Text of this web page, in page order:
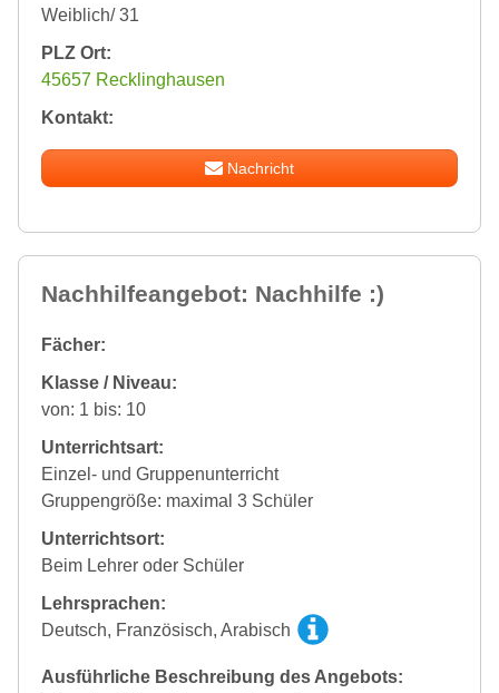
Weiblich/ 31
PLZ Ort:
45657 Recklinghausen
Kontakt:
Nachricht
Nachhilfeangebot: Nachhilfe :)
Fächer:
Klasse / Niveau:
von: 1 bis: 10
Unterrichtsart:
Einzel- und Gruppenunterricht
Gruppengröße: maximal 3 Schüler
Unterrichtsort:
Beim Lehrer oder Schüler
Lehrsprachen:
Deutsch, Französisch, Arabisch
Ausführliche Beschreibung des Angebots: